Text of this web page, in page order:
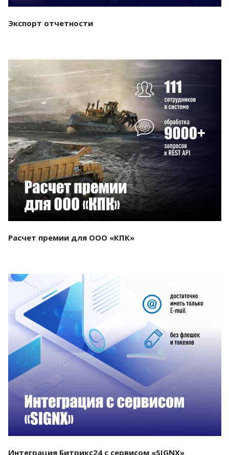
Экспорт отчетности
Смотреть проект
Расчет премии для ООО «КПК»
Смотреть проект
Интеграция Битрикс24 с сервисом «SIGNX»